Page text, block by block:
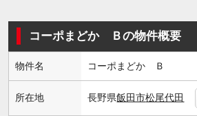
コーポまどか Ｂの物件概要
物件名 コーポまどか Ｂ
所在地 長野県飯田市松尾代田